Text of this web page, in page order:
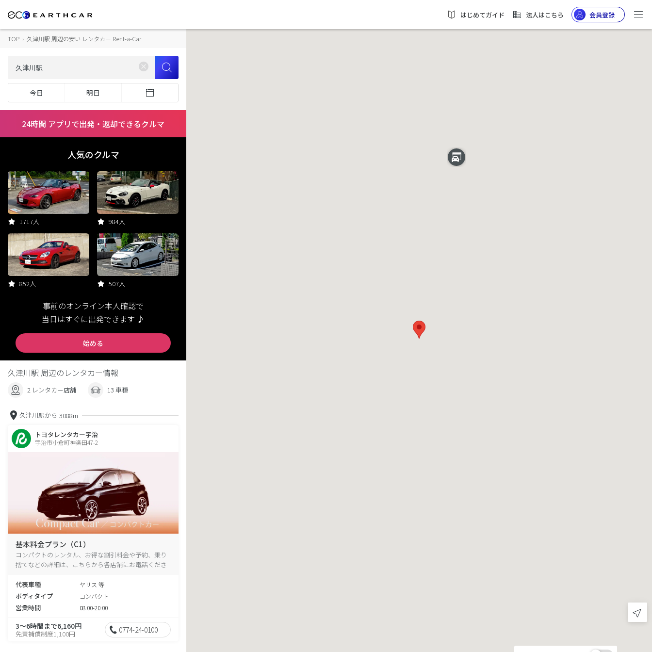
はじめてガイド 法人はこちら 会員登録
TOP › 久津川駅 周辺の安い レンタカー Rent-a-Car
今日 明日
24時間 アプリで出発・返却できるクルマ
人気のクルマ
1717人 984人
852人 507人
事前のオンライン本人確認で
当日はすぐに出発できます ♪
始める
久津川駅 周辺のレンタカー情報
2 レンタカー店舗 13 車種
久津川駅から 3088m
トヨタレンタカー宇治
宇治市小倉町神楽田47-2
基本料金プラン（C1）
コンパクトのレンタル、お得な割引料金や予約、乗り
捨てなどの詳細は、こちらから各店舗にお電話くださ
代表車種
ヤリス 等
ボディタイプ コンパクト
営業時間 08:00-20:00
3～6時間まで6,160円
免責補償制度1,100円 0774-24-0100